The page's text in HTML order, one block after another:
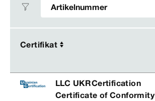
Certifikat
Certifikat
LLC UKRCertification
Certificate of Conformity